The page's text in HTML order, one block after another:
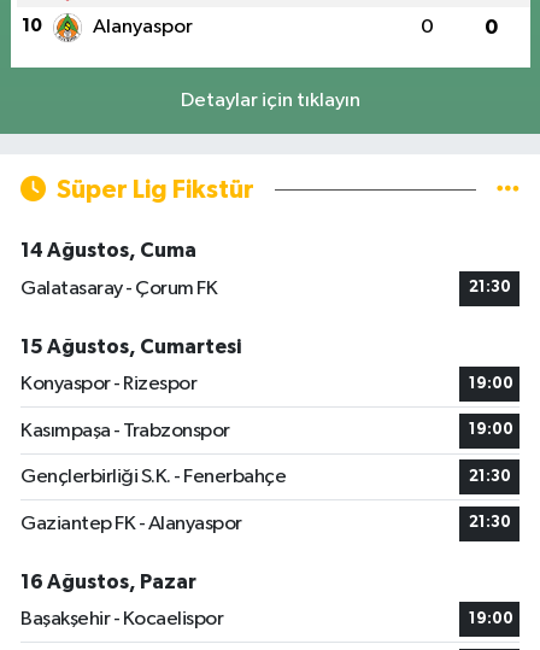
10 Alanyaspor 0 0
Detaylar için tıklayın
Süper Lig Fikstür
14 Ağustos, Cuma
Galatasaray - Çorum FK
21:30
15 Ağustos, Cumartesi
Konyaspor - Rizespor
19:00
Kasımpaşa - Trabzonspor 19:00
Gençlerbirliği S.K. - Fenerbahçe 21:30
Gaziantep FK - Alanyaspor 21:30
16 Ağustos, Pazar
Başakşehir - Kocaelispor
19:00